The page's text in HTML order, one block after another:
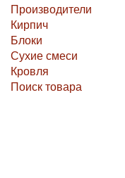
Производители
Кирпич
Блоки
Сухие смеси
Кровля
Поиск товара